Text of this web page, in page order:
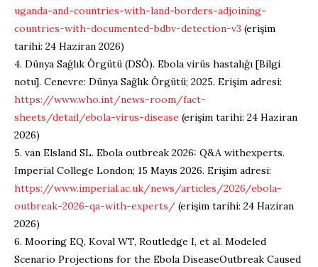
uganda-and-countries-with-land-borders-adjoining-
countries-with-documented-bdbv-detection-v3 (erişim
tarihi: 24 Haziran 2026)
4. Dünya Sağlık Örgütü (DSÖ). Ebola virüs hastalığı [Bilgi
notu]. Cenevre: Dünya Sağlık Örgütü; 2025. Erişim adresi:
https://www.who.int/news-room/fact-
sheets/detail/ebola-virus-disease (erişim tarihi: 24 Haziran
2026)
5. van Elsland SL. Ebola outbreak 2026: Q&A withexperts.
Imperial College London; 15 Mayıs 2026. Erişim adresi:
https://www.imperial.ac.uk/news/articles/2026/ebola-
outbreak-2026-qa-with-experts/ (erişim tarihi: 24 Haziran
2026)
6. Mooring EQ, Koval WT, Routledge I, et al. Modeled
Scenario Projections for the Ebola DiseaseOutbreak Caused